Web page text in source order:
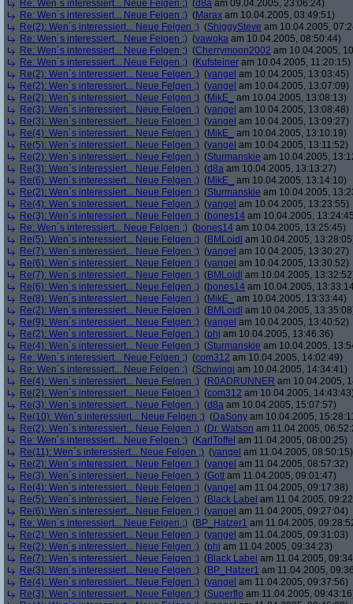
Re: Wen´s interessiert... Neue Felgen ;) (d8a am 09.04.2005, 23:06:24)
Re: Wen´s interessiert... Neue Felgen ;) (Marax am 10.04.2005, 03:49:51)
Re(2): Wen´s interessiert... Neue Felgen ;) (ShiggySteve am 10.04.2005,
Re: Wen´s interessiert... Neue Felgen ;) (vawoka am 10.04.2005, 08:50:44)
Re: Wen´s interessiert... Neue Felgen ;) (Cherrymoon2002 am 10.04.2005,
Re: Wen´s interessiert... Neue Felgen ;) (Kufsteiner am 10.04.2005, 11:20:15)
Re(2): Wen´s interessiert... Neue Felgen ;) (yangel am 10.04.2005, 13:03:45)
Re(2): Wen´s interessiert... Neue Felgen ;) (yangel am 10.04.2005, 13:07:09)
Re(2): Wen´s interessiert... Neue Felgen ;) (MikE_
am 10.04.2005, 13:08:13)
Re(3): Wen´s interessiert... Neue Felgen ;) (yangel am 10.04.2005, 13:08:48)
Re(3): Wen´s interessiert... Neue Felgen ;) (yangel am 10.04.2005, 13:09:27)
Re(4): Wen´s interessiert... Neue Felgen ;) (MikE_
am 10.04.2005, 13:10:19)
Re(5): Wen´s interessiert... Neue Felgen ;) (yangel am 10.04.2005, 13:11:52)
Re(2): Wen´s interessiert... Neue Felgen ;) (Sturmanskie am 10.04.2005,
Re(3): Wen´s interessiert... Neue Felgen ;) (d8a am 10.04.2005, 13:13:27)
Re(6): Wen´s interessiert... Neue Felgen ;) (MikE_
am 10.04.2005, 13:14:10)
Re(2): Wen´s interessiert... Neue Felgen ;) (Sturmanskie am 10.04.2005,
Re(4): Wen´s interessiert... Neue Felgen ;) (yangel am 10.04.2005, 13:23:55)
Re(3): Wen´s interessiert... Neue Felgen ;) (bones14 am 10.04.2005,
Re: Wen´s interessiert... Neue Felgen ;) (bones14 am 10.04.2005, 13:25:45)
Re(5): Wen´s interessiert... Neue Felgen ;) (BMLoidl am 10.04.2005,
Re(7): Wen´s interessiert... Neue Felgen ;) (yangel am 10.04.2005, 13:30:27)
Re(6): Wen´s interessiert... Neue Felgen ;) (yangel am 10.04.2005, 13:30:52)
Re(7): Wen´s interessiert... Neue Felgen ;) (BMLoidl am 10.04.2005,
Re(6): Wen´s interessiert... Neue Felgen ;) (bones14 am 10.04.2005,
Re(8): Wen´s interessiert... Neue Felgen ;) (MikE_
am 10.04.2005, 13:33:44)
Re(2): Wen´s interessiert... Neue Felgen ;) (BMLoidl am 10.04.2005,
Re(9): Wen´s interessiert... Neue Felgen ;) (yangel am 10.04.2005, 13:40:52)
Re(2): Wen´s interessiert... Neue Felgen ;) (phj am 10.04.2005, 13:46:36)
Re(4): Wen´s interessiert... Neue Felgen ;) (Sturmanskie am 10.04.2005,
Re: Wen´s interessiert... Neue Felgen ;) (com312 am 10.04.2005, 14:02:49)
Re: Wen´s interessiert... Neue Felgen ;) (Schwingi am 10.04.2005, 14:34:41)
Re(4): Wen´s interessiert... Neue Felgen ;) (R0ADRUNNER am 10.04.2005,
Re(2): Wen´s interessiert... Neue Felgen ;) (com312 am 10.04.2005,
Re(3): Wen´s interessiert... Neue Felgen ;) (d8a am 10.04.2005, 15:07:57)
Re(10): Wen´s interessiert... Neue Felgen ;) (DaSony am 10.04.2005,
Re(2): Wen´s interessiert... Neue Felgen ;) (Dr. Watson am 11.04.2005,
Re: Wen´s interessiert... Neue Felgen ;) (KarlToffel am 11.04.2005, 08:00:25)
Re(11): Wen´s interessiert... Neue Felgen ;) (yangel am 11.04.2005, 08:50:15)
Re(2): Wen´s interessiert... Neue Felgen ;) (yangel am 11.04.2005, 08:57:32)
Re(3): Wen´s interessiert... Neue Felgen ;) (Gott am 11.04.2005, 09:01:47)
Re(4): Wen´s interessiert... Neue Felgen ;) (yangel am 11.04.2005, 09:17:38)
Re(5): Wen´s interessiert... Neue Felgen ;) (Black Label am 11.04.2005,
Re(6): Wen´s interessiert... Neue Felgen ;) (yangel am 11.04.2005, 09:27:04)
Re: Wen´s interessiert... Neue Felgen ;) (BP_Hatzer1 am 11.04.2005,
Re(2): Wen´s interessiert... Neue Felgen ;) (yangel am 11.04.2005, 09:31:03)
Re(2): Wen´s interessiert... Neue Felgen ;) (phj am 11.04.2005, 09:34:23)
Re(7): Wen´s interessiert... Neue Felgen ;) (Black Label am 11.04.2005,
Re(3): Wen´s interessiert... Neue Felgen ;) (BP_Hatzer1 am 11.04.2005,
Re(4): Wen´s interessiert... Neue Felgen ;) (yangel am 11.04.2005, 09:37:56)
Re(3): Wen´s interessiert... Neue Felgen ;) (Superflo am 11.04.2005,